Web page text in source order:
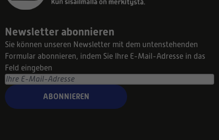
Newsletter abonnieren
Sie können unseren Newsletter mit dem untenstehenden
Formular abonnieren, indem Sie Ihre E-Mail-Adresse in das
Feld eingeben
ABONNIEREN